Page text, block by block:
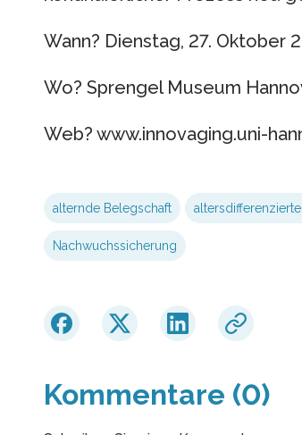
Wann? Dienstag, 27. Oktober
Wo? Sprengel Museum
Web? www.innovaging.uni-
alternde Belegschaft
Nachwuchssicherung
Kommentare (0)